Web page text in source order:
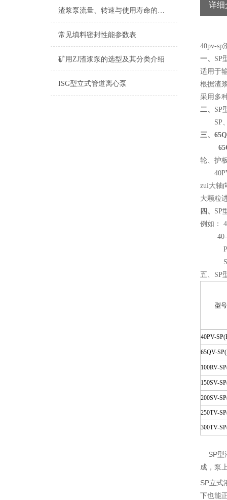
渣浆泵流量、转速与使用寿命的关系
常见填料密封性能参数表
矿用ZJ渣浆泵的选型及其分类介绍
ISG型立式管道离心泵
详细
40pv-sp
一、 SP
适用于
根据渣
采用多
二、 SP
SP、
三、
轮、护
zui大轴
大颗粒
四、 SP
例如：
40—
PV—
SP—
五、SP
型号
40PV-
65QV-
100RV-
150SV-
200SV-
250TV-
300TV-
SP型
成，泵
SP立式
下也能